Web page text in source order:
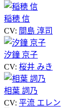
稲穂 信
CV: 間島 淳司
汐鐘 京子
CV: 桜井 みき
相葉 詞乃
CV: 平流 エレン